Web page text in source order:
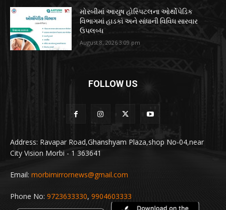
મોરબીમાં આયુષ હોસ્પિટલના ઓર્થોપેડિક
વિભાગમાં હાડકાં અને સાંધાની વિવિધ સારવાર
ઉપલબ્ધ
August 8, 2026 3:09 pm
FOLLOW US
Address: Ravapar Road,Ghanshyam Plaza,shop No-04,near
City Vision Morbi - 1 363641
Email: morbimirrornews@gmail.com
Phone No: 9723633330, 9904603333